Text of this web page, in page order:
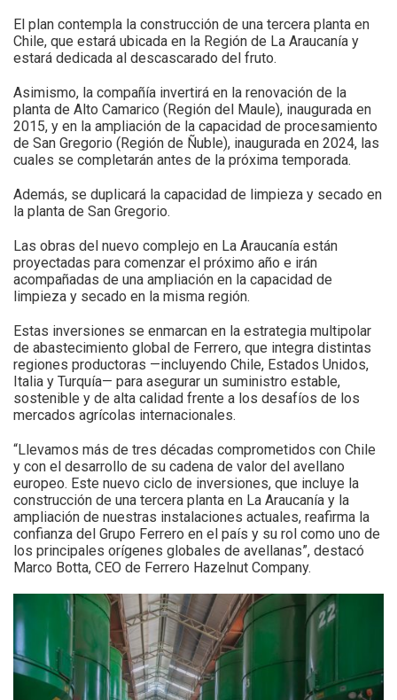
El plan contempla la construcción de una tercera planta en
Chile, que estará ubicada en la Región de La Araucanía y
estará dedicada al descascarado del fruto.
Asimismo, la compañía invertirá en la renovación de la
planta de Alto Camarico (Región del Maule), inaugurada en
2015, y en la ampliación de la capacidad de procesamiento
de San Gregorio (Región de Ñuble), inaugurada en 2024, las
cuales se completarán antes de la próxima temporada.
Además, se duplicará la capacidad de limpieza y secado en
la planta de San Gregorio.
Las obras del nuevo complejo en La Araucanía están
proyectadas para comenzar el próximo año e irán
acompañadas de una ampliación en la capacidad de
limpieza y secado en la misma región.
Estas inversiones se enmarcan en la estrategia multipolar
de abastecimiento global de Ferrero, que integra distintas
regiones productoras —incluyendo Chile, Estados Unidos,
Italia y Turquía— para asegurar un suministro estable,
sostenible y de alta calidad frente a los desafíos de los
mercados agrícolas internacionales.
“Llevamos más de tres décadas comprometidos con Chile
y con el desarrollo de su cadena de valor del avellano
europeo. Este nuevo ciclo de inversiones, que incluye la
construcción de una tercera planta en La Araucanía y la
ampliación de nuestras instalaciones actuales, reafirma la
confianza del Grupo Ferrero en el país y su rol como uno de
los principales orígenes globales de avellanas”, destacó
Marco Botta, CEO de Ferrero Hazelnut Company.